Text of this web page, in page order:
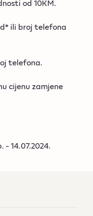
od 10KM.
ili broj telefona
telefona.
cijenu zamjene
- 14.07.2024.